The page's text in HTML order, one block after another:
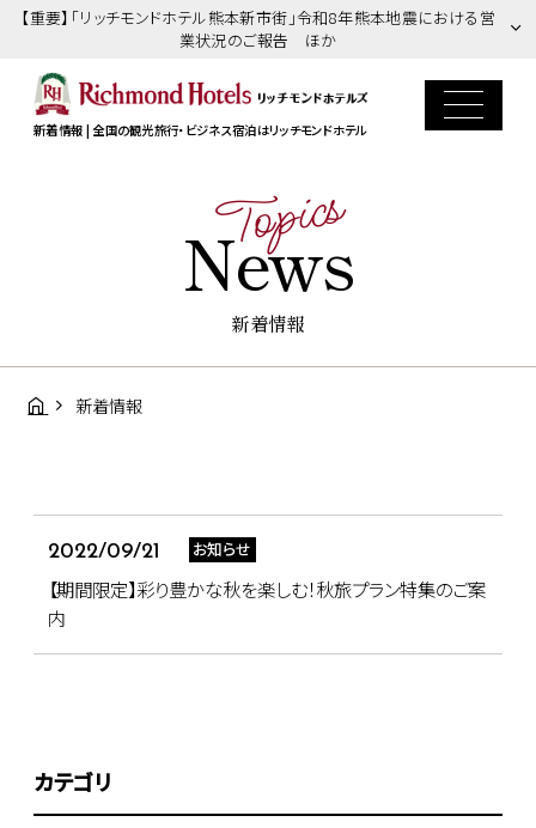
【重要】「リッチモンドホテル熊本新市街」令和8年熊本地震における営
業状況のご報告 ほか
新着情報 | 全国の観光旅行・ビジネス宿泊はリッチモンドホテル
News
Topics
新着情報
新着情報
2022/09/21 お知らせ
【期間限定】彩り豊かな秋を楽しむ！秋旅プラン特集のご案
内
カテゴリ